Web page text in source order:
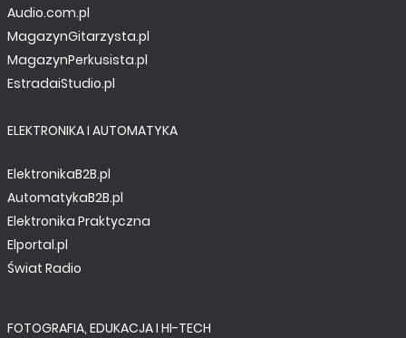
NOTATNIK KONSTRUKTORA
wyborów w IoT
Audio.com.pl
MagazynGitarzysta.pl
MagazynPerkusista.pl
EstradaiStudio.pl
ELEKTRONIKA I AUTOMATYKA
ElektronikaB2B.pl
AutomatykaB2B.pl
Elektronika Praktyczna
Elportal.pl
Świat Radio
FOTOGRAFIA, EDUKACJA I HI-TECH